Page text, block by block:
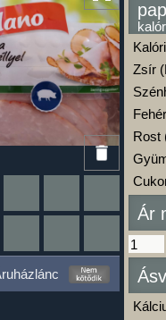
Ha ma
kattints a
A Kalória
Zsír
Rost
Ár